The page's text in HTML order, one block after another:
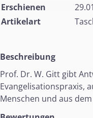
Erschienen
Artikelart
Beschreibung
Prof. Dr. W. Gitt gibt
Evangelisationspraxis,
Menschen und aus